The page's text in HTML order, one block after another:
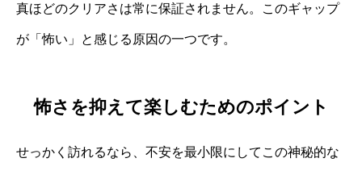
真ほどのクリアさは常に保証されません。このギャップ
が「怖い」と感じる原因の一つです。
怖さを抑えて楽しむためのポイント
せっかく訪れるなら、不安を最小限にしてこの神秘的な